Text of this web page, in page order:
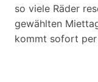
so viele Räder
gewählten
kommt sofort per